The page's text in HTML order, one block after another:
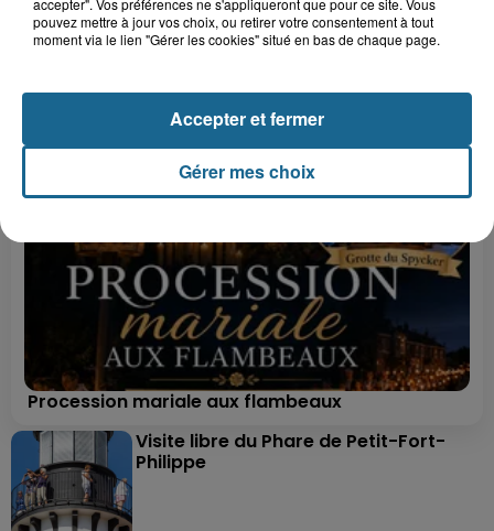
+ DE CADEAUX
Procession mariale aux flambeaux
Visite libre du Phare de Petit-Fort-
Philippe
pouvez mettre à jour vos choix, ou retirer votre consentement à tout
moment via le lien "Gérer les cookies" situé en bas de chaque page.
Gérer mes choix
Accepter et fermer